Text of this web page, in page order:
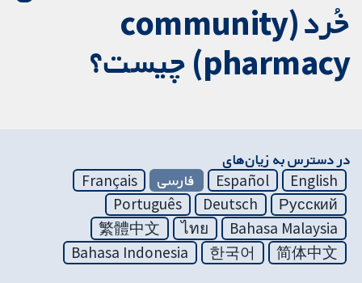
خُرد (community
pharmacy) چیست؟
در دسترس به زیان‌های
English
Español فارسی
Français
Русский
Deutsch
Português
Bahasa Malaysia
ไทย
繁體中文
简体中文
한국어
Bahasa Indonesia